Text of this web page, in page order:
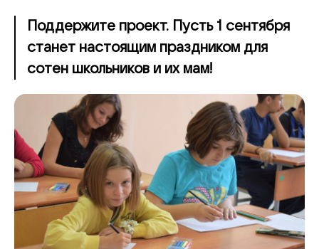
Поддержите проект. Пусть 1 сентября
станет настоящим праздником для
сотен школьников и их мам!